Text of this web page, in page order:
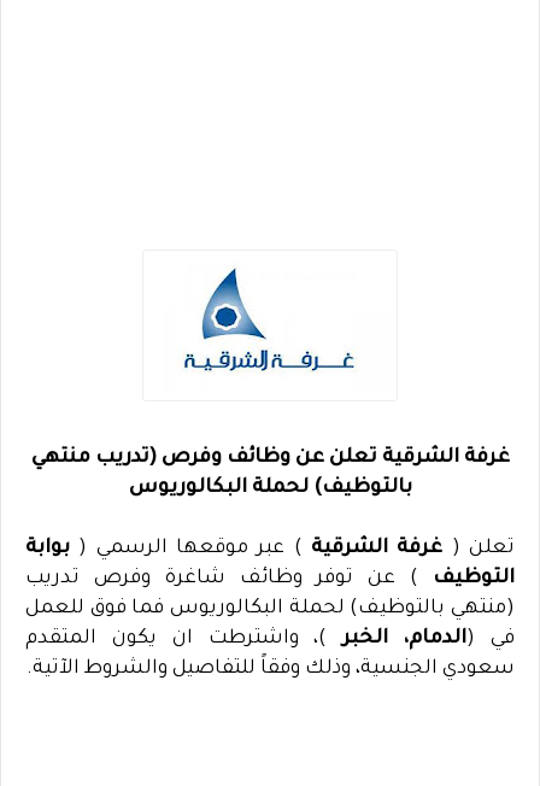
غرفة الشرقية تعلن عن وظائف وفرص (تدريب منتهي
بالتوظيف) لحملة البكالوريوس
تعلن ( غرفة الشرقية ) عبر موقعها الرسمي ( بوابة
التوظيف
) عن توفر وظائف شاغرة وفرص تدريب
(منتهي بالتوظيف) لحملة البكالوريوس فما فوق للعمل
في (الدمام، الخبر)، واشترطت ان يكون المتقدم
سعودي الجنسية، وذلك وفقاً للتفاصيل والشروط الآتية.